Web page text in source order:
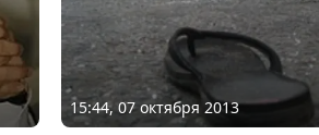
15:44, 07 октября 2013